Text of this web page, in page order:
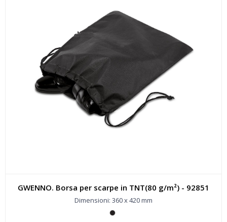
GWENNO. Borsa per scarpe in TNT(80 g/m²) - 92851
Dimensioni: 360 x 420 mm